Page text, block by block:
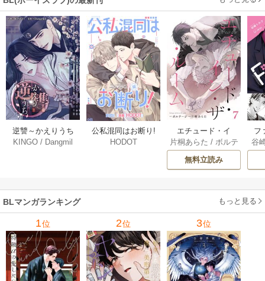
逆讐～かえりうち
～【タテヨミ】 36
KINGO / Dangmil
公私混同はお断り!
【タテヨミ】 67巻
HODOT
エチュード・イ
ン・ザ・ルーム[Blu
Mellow] 7巻
片桐あらた / ボルテ
ージ
無料立読み
フ
～
ア
谷
BLマンガランキング もっと見る
1位 2位 3位